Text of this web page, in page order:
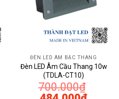
ĐÈN LED ÂM BẬC THANG
Đèn LED Âm Cầu Thang 10w
(TDLA-CT10)
700.000₫